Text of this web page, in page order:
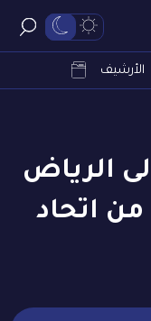
الأرشيف
الرياض
اتحاد